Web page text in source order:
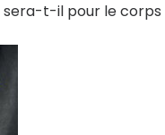
sera-t-il pour le corps